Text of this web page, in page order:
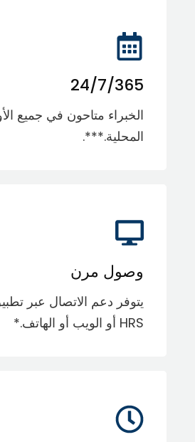
24/7/365
الخبراء متاحون في جميع
المحلية.***.
وصول مرن
يتوفر دعم الاتصال عبر
HRS أو الويب أو الهاتف.*